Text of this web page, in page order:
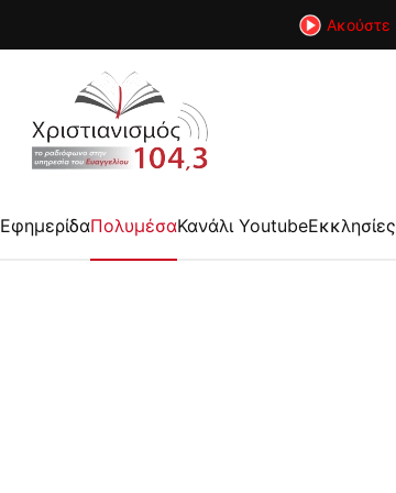
Ακούστε
ΕφημερίδαΠολυμέσαΚανάλι YoutubeΕκκλησίες